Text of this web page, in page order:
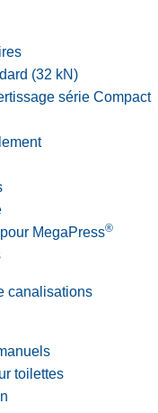
(32 kN)
série Compact
MegaPress®
canalisations
toilettes